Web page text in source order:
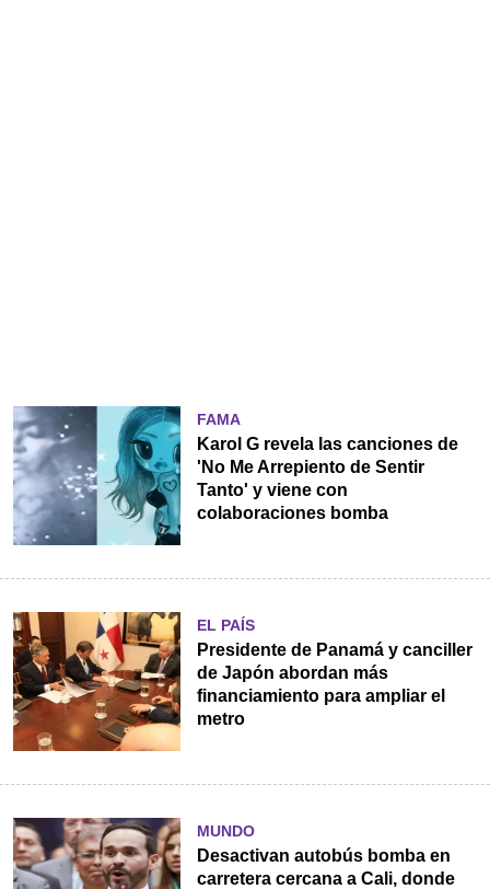
FAMA
Karol G revela las canciones de
'No Me Arrepiento de Sentir
Tanto' y viene con
colaboraciones bomba
EL PAÍS
Presidente de Panamá y canciller
de Japón abordan más
financiamiento para ampliar el
metro
MUNDO
Desactivan autobús bomba en
carretera cercana a Cali, donde